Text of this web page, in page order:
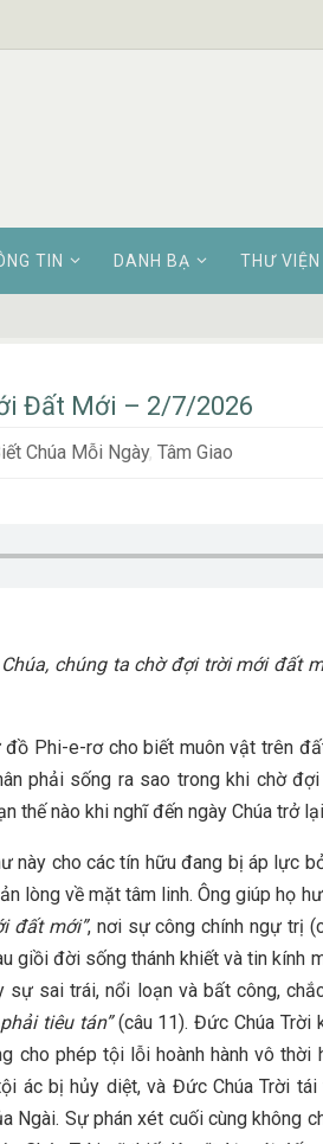
TIN DANH BẠ THƯ VIỆN
Đất Mới – 2/7/2026
Chúa Mỗi Ngày, Tâm Giao
Chúa, chúng ta chờ đợi trời mới đất
đồ Phi-e-rơ cho biết muôn vật trên
phải sống ra sao trong khi chờ
thế nào khi nghĩ đến ngày Chúa trở
này cho các tín hữu đang bị áp lực
lòng về mặt tâm linh. Ông giúp họ
đất mới”, nơi sự công chính ngự trị
giồi đời sống thánh khiết và tin kính
sự sai trái, nổi loạn và bất công,
tiêu tán”(câu 11). Đức Chúa Trời
cho phép tội lỗi hoành hành vô thời
ác bị hủy diệt, và Đức Chúa Trời
Ngài. Sự phán xét cuối cùng không